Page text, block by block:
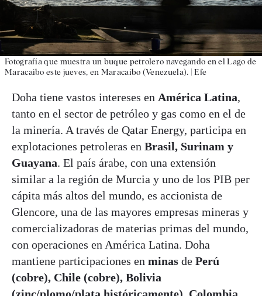
Fotografía que muestra un buque petrolero navegando en el Lago de
Maracaibo este jueves, en Maracaibo (Venezuela).
|Efe
Doha tiene vastos intereses en América Latina,
tanto en el sector de petróleo y gas como en el de
la minería. A través de Qatar Energy, participa en
explotaciones petroleras en Brasil, Surinam y
Guayana. El país árabe, con una extensión
similar a la región de Murcia y uno de los PIB per
cápita más altos del mundo, es accionista de
Glencore, una de las mayores empresas mineras y
comercializadoras de materias primas del mundo,
con operaciones en América Latina. Doha
mantiene participaciones en minas de Perú
(cobre), Chile (cobre), Bolivia